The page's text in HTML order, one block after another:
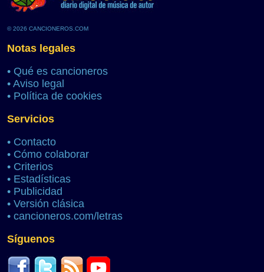
© 2026 CANCIONEROS.COM
Notas legales
• Qué es cancioneros
• Aviso legal
• Política de cookies
Servicios
• Contacto
• Cómo colaborar
• Criterios
• Estadísticas
• Publicidad
• Versión clásica
• cancioneros.com/letras
Síguenos